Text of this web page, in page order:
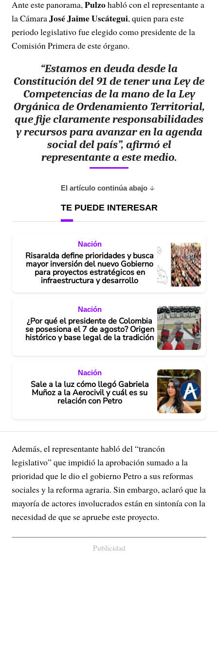
Ante este panorama,Pulzohabló con el representante a
la CámaraJosé Jaime Uscátegui, quien para este
periodo legislativo fue elegido como presidente de la
Comisión Primera de este órgano.
“Estamos en deuda desde la
Constitución del 91 de tener una Ley de
Competencias de la mano de la Ley
Orgánica de Ordenamiento Territorial,
que fije claramente responsabilidades
y recursos para avanzar en la agenda
social del país”, afirmó el
representante a este medio.
El artículo continúa abajo
TE PUEDE INTERESAR
Nación
Risaralda define prioridades y busca
mayor inversión del nuevo Gobierno
para proyectos estratégicos en
infraestructura y desarrollo
Nación
¿Por qué el presidente de Colombia
se posesiona el 7 de agosto? Origen
histórico y base legal de la tradición
Nación
Sale a la luz cómo llegó Gabriela
Muñoz a la Aerocivil y cuál es su
relación con Petro
Además, el representante habló del “trancón
legislativo” que impidió la aprobación sumado a la
prioridad que le dio el gobierno Petro a sus reformas
sociales y la reforma agraria. Sin embargo, aclaró que la
mayoría de actores involucrados están en sintonía con la
necesidad de que se apruebe este proyecto.
Publicidad